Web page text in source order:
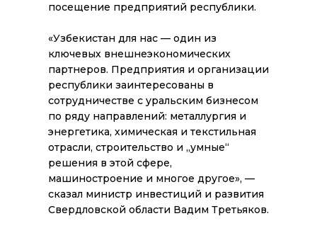
посещение предприятий республики.
«Узбекистан для нас — один из
ключевых внешнеэкономических
партнеров. Предприятия и организации
республики заинтересованы в
сотрудничестве с уральским бизнесом
по ряду направлений: металлургия и
энергетика, химическая и текстильная
отрасли, строительство и „умные“
решения в этой сфере,
машиностроение и многое другое», —
сказал министр инвестиций и развития
Свердловской области Вадим Третьяков.